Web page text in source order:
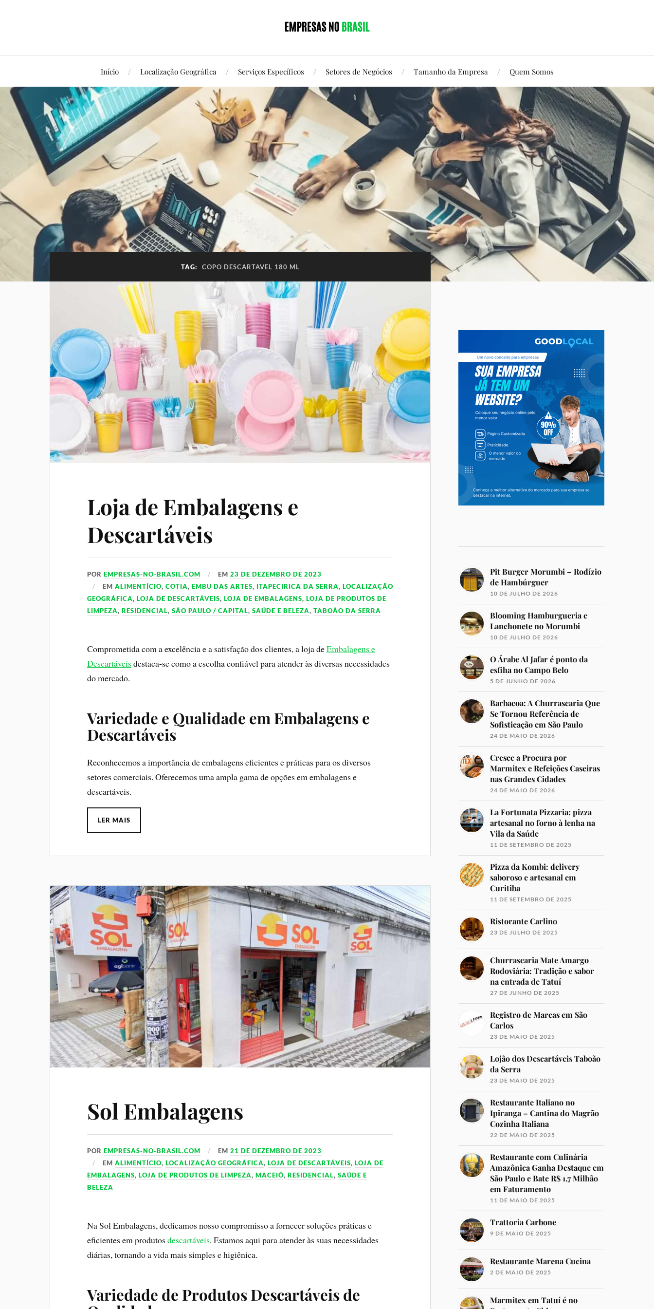
Início Localização Geográfica Serviços Específicos Setores de Negócios Tamanho da Empresa Quem Somos
TAG: COPO DESCARTAVEL 180 ML
Loja de Embalagens e
Descartáveis
POREMPRESAS-NO-BRASIL.COM EM23 DE DEZEMBRO DE 2023
EMALIMENTÍCIO,COTIA,EMBU DAS ARTES, ITAPECIRICA DA SERRA,LOCALIZAÇÃO
GEOGRÁFICA,LOJA DE DESCARTÁVEIS,LOJA DE EMBALAGENS,LOJA DE PRODUTOS DE
LIMPEZA,RESIDENCIAL,SÃO PAULO / CAPITAL,SAÚDE E BELEZA,TABOÃO DA SERRA
Comprometida com a excelência e a satisfação dos clientes, a loja deEmbalagens e
Descartáveisdestaca-se como a escolha confiável para atender às diversas necessidades
do mercado.
Variedade e Qualidade em Embalagens e
Descartáveis
Reconhecemos a importância de embalagens eficientes e práticas para os diversos
setores comerciais. Oferecemos uma ampla gama de opções em embalagens e
descartáveis.
LER MAIS
Sol Embalagens
POREMPRESAS-NO-BRASIL.COM EM21 DE DEZEMBRO DE 2023
EMALIMENTÍCIO,LOCALIZAÇÃO GEOGRÁFICA,LOJA DE DESCARTÁVEIS,LOJA DE
EMBALAGENS,LOJA DE PRODUTOS DE LIMPEZA,MACEIÓ,RESIDENCIAL,SAÚDE E
BELEZA
Na Sol Embalagens, dedicamos nosso compromisso a fornecer soluções práticas e
eficientes em produtosdescartáveis. Estamos aqui para atender às suas necessidades
diárias, tornando a vida mais simples e higiênica.
Variedade de Produtos Descartáveis de
Pit Burger Morumbi – Rodízio
de Hambúrguer
10 DE JULHO DE 2026
Blooming Hamburgueria e
Lanchonete no Morumbi
10 DE JULHO DE 2026
O Árabe Al Jafar é ponto da
esfiha no Campo Belo
5 DE JUNHO DE 2026
Barbacoa: A Churrascaria Que
Se Tornou Referência de
Sofisticação em São Paulo
24 DE MAIO DE 2026
Cresce a Procura por
Marmitex e Refeições Caseiras
nas Grandes Cidades
24 DE MAIO DE 2026
La Fortunata Pizzaria: pizza
artesanal no forno à lenha na
Vila da Saúde
11 DE SETEMBRO DE 2025
Pizza da Kombi: delivery
saboroso e artesanal em
Curitiba
11 DE SETEMBRO DE 2025
Ristorante Carlino
23 DE JULHO DE 2025
Churrascaria Mate Amargo
Rodoviária: Tradição e sabor
na entrada de Tatuí
27 DE JUNHO DE 2025
Registro de Marcas em São
Carlos
23 DE MAIO DE 2025
Lojão dos Descartáveis Taboão
da Serra
23 DE MAIO DE 2025
Restaurante Italiano no
Ipiranga – Cantina do Magrão
Cozinha Italiana
22 DE MAIO DE 2025
Restaurante com Culinária
Amazônica Ganha Destaque em
São Paulo e Bate R$ 1,7 Milhão
em Faturamento
11 DE MAIO DE 2025
Trattoria Carbone
9 DE MAIO DE 2025
Restaurante Marena Cucina
2 DE MAIO DE 2025
Marmitex em Tatuí é no